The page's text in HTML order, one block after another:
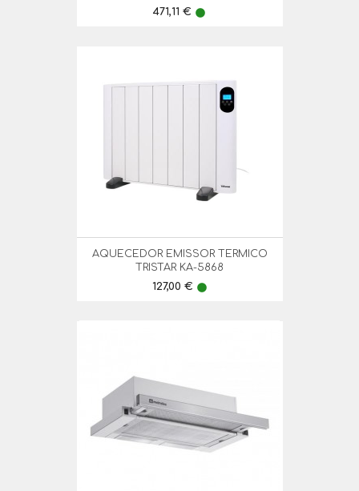
Preço
471,11 € lens
AQUECEDOR EMISSOR TERMICO
TRISTAR KA-5868
Preço
127,00 € lens